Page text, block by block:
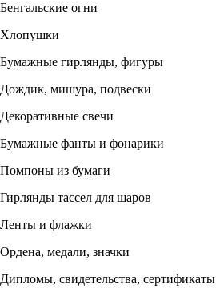
Бенгальские огни
Хлопушки
Бумажные гирлянды, фигуры
Дождик, мишура, подвески
Декоративные свечи
Бумажные фанты и фонарики
Помпоны из бумаги
Гирлянды тассел для шаров
Ленты и флажки
Ордена, медали, значки
Дипломы, свидетельства, сертификаты